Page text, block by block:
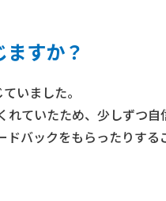
すか？
いました。
れていたため、少しずつ自
ドバックをもらったりする